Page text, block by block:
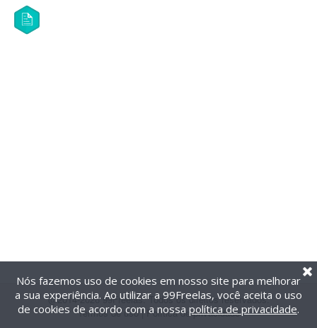
@2014-2026 99Freelas. Todos os direitos reservados.
Termos de uso| Política de privacidade
Nós fazemos uso de cookies em nosso site para melhorar
a sua experiência. Ao utilizar a 99Freelas, você aceita o uso
de cookies de acordo com a nossa política de privacidade.